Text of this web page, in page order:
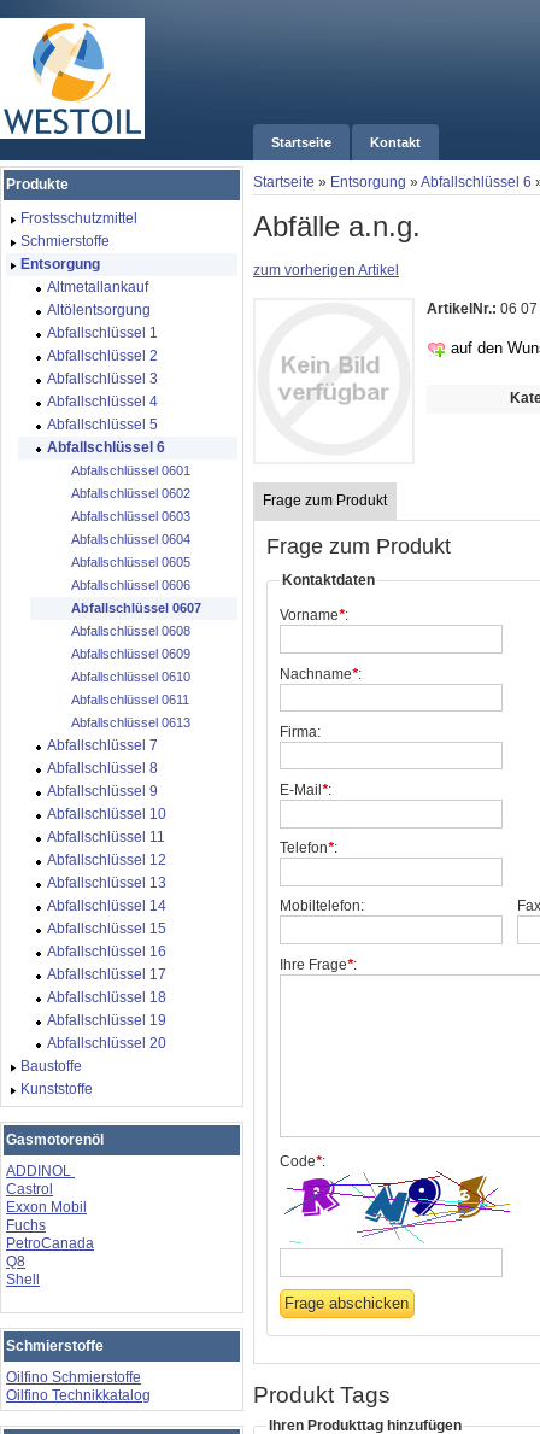
Startseite Kontakt
Startseite » Entsorgung »Abfallschlüssel 6
Abfälle a.n.g.
zum vorherigen Artikel
ArtikelNr.: 06
auf den
Frage zum Produkt
Frage zum Produkt
Kontaktdaten
Vorname*:
Nachname*:
Firma:
E-Mail *:
Telefon*:
Mobiltelefon:
Ihre Frage*:
Code*:
Produkt Tags
Ihren Produkttag hinzufügen
Produkte
Frostsschutzmittel
Schmierstoffe
Entsorgung
Altmetallankauf
Altölentsorgung
Abfallschlüssel 1
Abfallschlüssel 2
Abfallschlüssel 3
Abfallschlüssel 4
Abfallschlüssel 5
Abfallschlüssel 6
Abfallschlüssel 0601
Abfallschlüssel 0602
Abfallschlüssel 0603
Abfallschlüssel 0604
Abfallschlüssel 0605
Abfallschlüssel 0606
Abfallschlüssel 0607
Abfallschlüssel 0608
Abfallschlüssel 0609
Abfallschlüssel 0610
Abfallschlüssel 0611
Abfallschlüssel 0613
Abfallschlüssel 7
Abfallschlüssel 8
Abfallschlüssel 9
Abfallschlüssel 10
Abfallschlüssel 11
Abfallschlüssel 12
Abfallschlüssel 13
Abfallschlüssel 14
Abfallschlüssel 15
Abfallschlüssel 16
Abfallschlüssel 17
Abfallschlüssel 18
Abfallschlüssel 19
Abfallschlüssel 20
Baustoffe
Kunststoffe
Gasmotorenöl
ADDINOL
Castrol
Exxon Mobil
Fuchs
PetroCanada
Q8
Shell
Schmierstoffe
Oilfino Schmierstoffe
Oilfino Technikkatalog